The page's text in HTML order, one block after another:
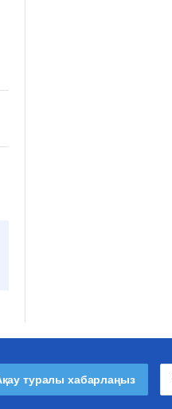
туралы хабарлаңыз